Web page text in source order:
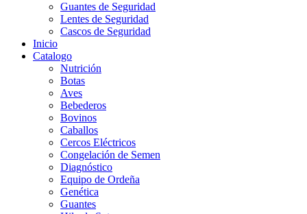
Guantes de Seguridad
Lentes de Seguridad
Cascos de Seguridad
Inicio
Catalogo
Nutrición
Botas
Aves
Bebederos
Bovinos
Caballos
Cercos Eléctricos
Congelación de Semen
Diagnóstico
Equipo de Ordeña
Genética
Guantes